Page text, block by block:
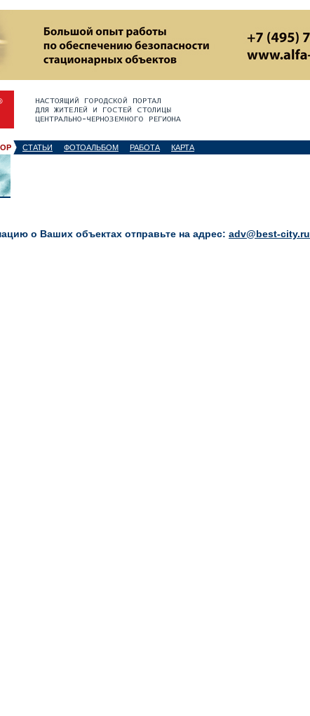
СТАТЬИ ФОТОАЛЬБОМ РАБОТА КАРТА
о Ваших объектах отправьте на адрес: adv@best-city.ru